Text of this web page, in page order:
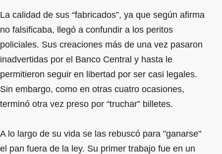
La calidad de sus “fabricados”, ya que según afirma
no falsificaba, llegó a confundir a los peritos
policiales. Sus creaciones más de una vez pasaron
inadvertidas por el Banco Central y hasta le
permitieron seguir en libertad por ser casi legales.
Sin embargo, como en otras cuatro ocasiones,
terminó otra vez preso por “truchar” billetes.
A lo largo de su vida se las rebuscó para "ganarse"
el pan fuera de la ley. Su primer trabajo fue en un